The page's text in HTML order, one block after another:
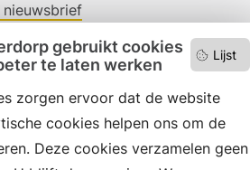
Lijst
gebruikt cookies
te laten werken
zorgen ervoor dat de website
cookies helpen ons om de
Deze cookies verzamelen geen